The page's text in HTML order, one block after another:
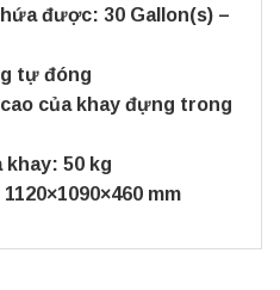
được: 30 Gallon(s) –
tự đóng
của khay đựng trong
50 kg
mm